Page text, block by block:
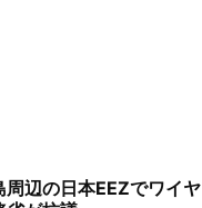
辺の日本EEZでワイヤ